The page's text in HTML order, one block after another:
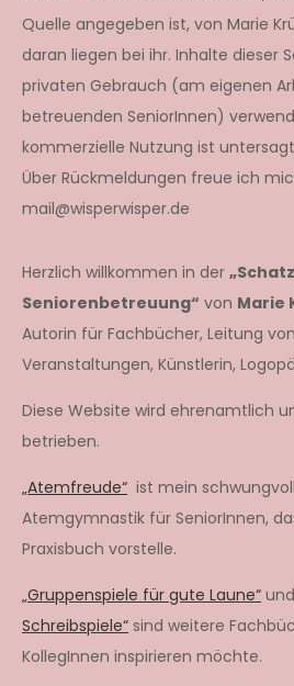
Quelle angegeben ist, von Marie
daran liegen bei ihr. Inhalte dieser
privaten Gebrauch (am eigenen
betreuenden SeniorInnen)
kommerzielle Nutzung ist
Über Rückmeldungen freue ich
mail@wisperwisper.de
Herzlich willkommen in der
Seniorenbetreuung“ von Marie
Autorin für Fachbücher, Leitung
Veranstaltungen, Künstlerin,
Diese Website wird ehrenamtlich
betrieben.
„Atemfreude“ ist mein
Atemgymnastik für SeniorInnen,
Praxisbuch vorstelle.
„Gruppenspiele für gute Laune“ und
Schreibspiele“ sind weitere
KollegInnen inspirieren möchte.